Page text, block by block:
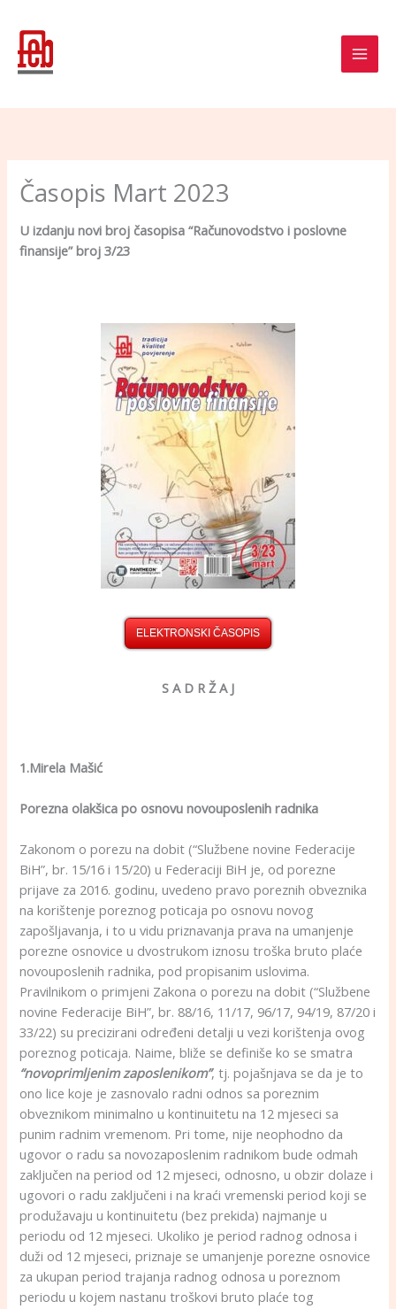
content
Časopis Mart 2023
U izdanju novi broj časopisa “Računovodstvo i poslovne
finansije” broj 3/23
ELEKTRONSKI ČASOPIS
S A D R Ž A J
1.Mirela Mašić
Porezna olakšica po osnovu novouposlenih radnika
Zakonom o porezu na dobit (“Službene novine Federacije
BiH”, br. 15/16 i 15/20) u Federaciji BiH je, od porezne
prijave za 2016. godinu, uvedeno pravo poreznih obveznika
na korištenje poreznog poticaja po osnovu novog
zapošljavanja, i to u vidu priznavanja prava na umanjenje
porezne osnovice u dvostrukom iznosu troška bruto plaće
novouposlenih radnika, pod propisanim uslovima.
Pravilnikom o primjeni Zakona o porezu na dobit (“Službene
novine Federacije BiH”, br. 88/16, 11/17, 96/17, 94/19, 87/20 i
33/22) su precizirani određeni detalji u vezi korištenja ovog
poreznog poticaja. Naime, bliže se definiše ko se smatra
“novoprimljenim zaposlenikom”, tj. pojašnjava se da je to
ono lice koje je zasnovalo radni odnos sa poreznim
obveznikom minimalno u kontinuitetu na 12 mjeseci sa
punim radnim vremenom. Pri tome, nije neophodno da
ugovor o radu sa novozaposlenim radnikom bude odmah
zaključen na period od 12 mjeseci, odnosno, u obzir dolaze i
ugovori o radu zaključeni i na kraći vremenski period koji se
produžavaju u kontinuitetu (bez prekida) najmanje u
periodu od 12 mjeseci. Ukoliko je period radnog odnosa i
duži od 12 mjeseci, priznaje se umanjenje porezne osnovice
za ukupan period trajanja radnog odnosa u poreznom
periodu u kojem nastanu troškovi bruto plaće tog